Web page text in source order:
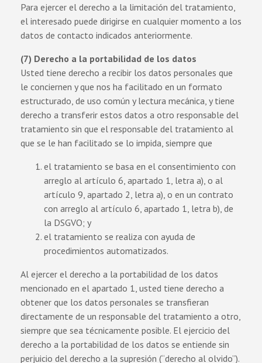
Para ejercer el derecho a la limitación del tratamiento,
el interesado puede dirigirse en cualquier momento a los
datos de contacto indicados anteriormente.
(7) Derecho a la portabilidad de los datos
Usted tiene derecho a recibir los datos personales que
le conciernen y que nos ha facilitado en un formato
estructurado, de uso común y lectura mecánica, y tiene
derecho a transferir estos datos a otro responsable del
tratamiento sin que el responsable del tratamiento al
que se le han facilitado se lo impida, siempre que
el tratamiento se basa en el consentimiento con
arreglo al artículo 6, apartado 1, letra a), o al
artículo 9, apartado 2, letra a), o en un contrato
con arreglo al artículo 6, apartado 1, letra b), de
la DSGVO; y
el tratamiento se realiza con ayuda de
procedimientos automatizados.
Al ejercer el derecho a la portabilidad de los datos
mencionado en el apartado 1, usted tiene derecho a
obtener que los datos personales se transfieran
directamente de un responsable del tratamiento a otro,
siempre que sea técnicamente posible. El ejercicio del
derecho a la portabilidad de los datos se entiende sin
perjuicio del derecho a la supresión (“derecho al olvido”).